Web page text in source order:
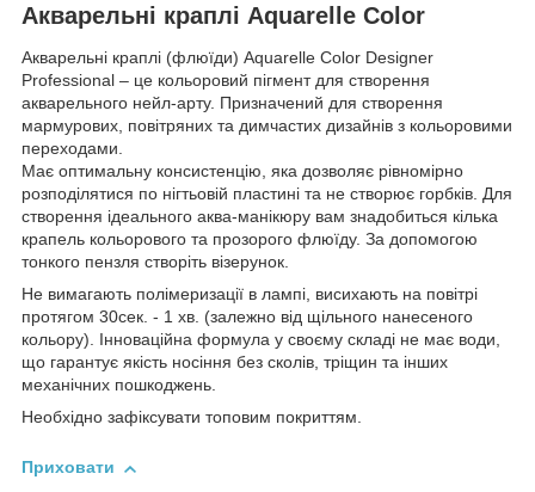
Акварельні краплі Aquarelle Color
Акварельні краплі (флюїди) Aquarelle Color Designer
Professional – це кольоровий пігмент для створення
акварельного нейл-арту. Призначений для створення
мармурових, повітряних та димчастих дизайнів з кольоровими
переходами.
Має оптимальну консистенцію, яка дозволяє рівномірно
розподілятися по нігтьовій пластині та не створює горбків. Для
створення ідеального аква-манікюру вам знадобиться кілька
крапель кольорового та прозорого флюїду. За допомогою
тонкого пензля створіть візерунок.
Не вимагають полімеризації в лампі, висихають на повітрі
протягом 30сек. - 1 хв. (залежно від щільного нанесеного
кольору). Інноваційна формула у своєму складі не має води,
що гарантує якість носіння без сколів, тріщин та інших
механічних пошкоджень.
Необхідно зафіксувати топовим покриттям.
Приховати